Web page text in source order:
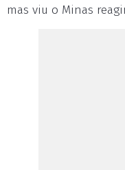
mas viu o Minas